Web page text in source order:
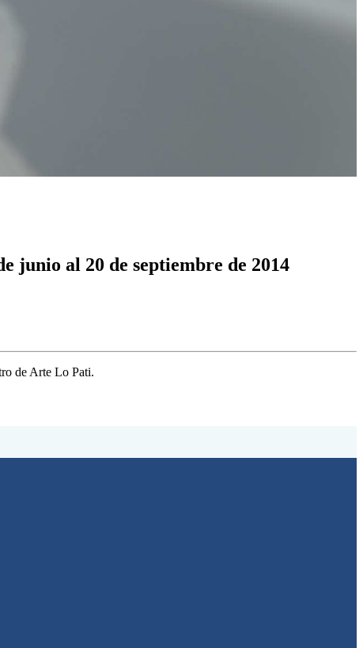
junio al 20 de septiembre de 2014
de Arte Lo Pati.